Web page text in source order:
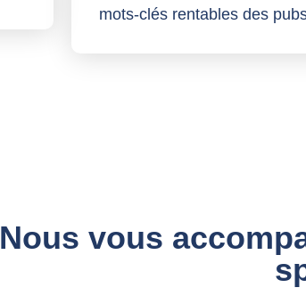
mots-clés rentables des
Nous vous